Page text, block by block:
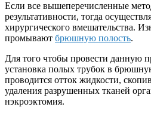
Если все вышеперечисленные
результативности, тогда
хирургического вмешательства.
промывают брюшную полость.
Для того чтобы провести данную
установка полых трубок в
проводится отток жидкости,
удаления разрушенных тканей
нэкроэктомия.